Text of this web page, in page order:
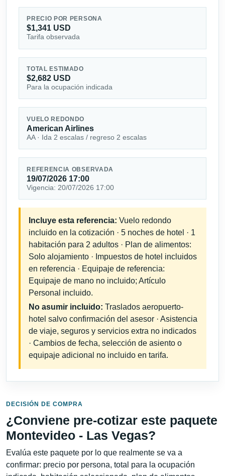
PRECIO POR PERSONA
$1,341 USD
Tarifa observada
TOTAL ESTIMADO
$2,682 USD
Para la ocupación indicada
VUELO REDONDO
American Airlines
AA · Ida 2 escalas / regreso 2 escalas
REFERENCIA OBSERVADA
19/07/2026 17:00
Vigencia: 20/07/2026 17:00
Incluye esta referencia: Vuelo redondo
incluido en la cotización · 5 noches de hotel · 1
habitación para 2 adultos · Plan de alimentos:
Solo alojamiento · Impuestos de hotel incluidos
en referencia · Equipaje de referencia:
Equipaje de mano no incluido; Artículo
Personal incluido.
No asumir incluido: Traslados aeropuerto-
hotel salvo confirmación del asesor · Asistencia
de viaje, seguros y servicios extra no indicados
· Cambios de fecha, selección de asiento o
equipaje adicional no incluido en tarifa.
DECISIÓN DE COMPRA
¿Conviene pre-cotizar este paquete
Montevideo - Las Vegas?
Evalúa este paquete por lo que realmente se va a
confirmar: precio por persona, total para la ocupación